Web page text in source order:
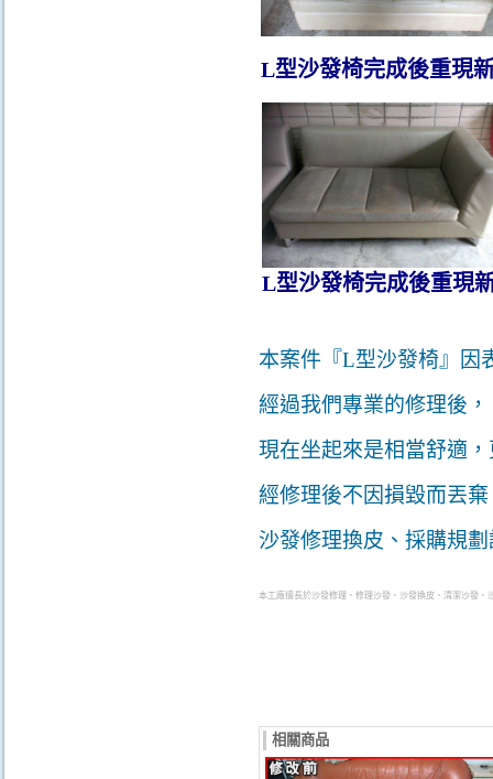
L型沙發椅完成後重現
L型沙發椅完成後重現
本案件『L型沙發椅』因
經過我們專業的修理後，
現在坐起來是相當舒適
經修理後不因損毀而丟
沙發修理換皮、採購規
本工廠擅長於沙發修理 、 修理沙發 、 沙發換皮 、 清潔沙發 、
相關商品